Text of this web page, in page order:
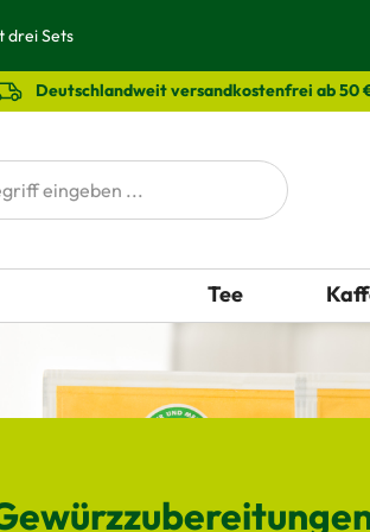
springen
Deutschlandweit versandkostenfrei ab 50
Tee